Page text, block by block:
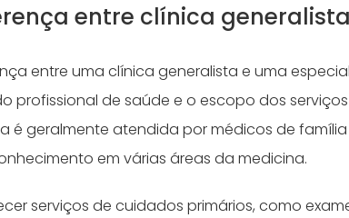
entre clínica
entre uma clínica generalista e uma
profissional de saúde e o escopo dos
é geralmente atendida por médicos de
em várias áreas da medicina.
serviços de cuidados primários, como